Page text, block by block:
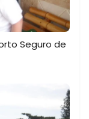
Seguro de